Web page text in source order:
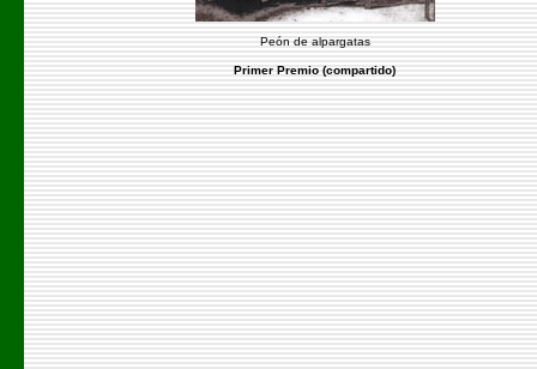
Peón de alpargatas
Primer Premio (compartido)